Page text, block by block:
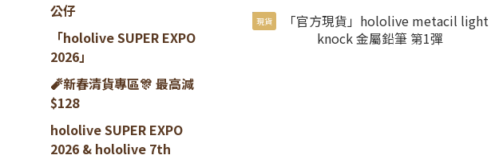
公仔
「hololive SUPER EXPO
2026」
🧨新春清貨專區🎊 最高減
$128
hololive SUPER EXPO
2026 & hololive 7th
現貨